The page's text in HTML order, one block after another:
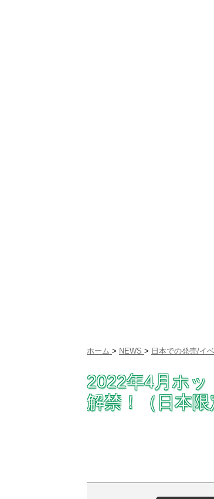
ホーム > NEWS > 日本での発売/イ
2022年4月ホ
解禁！（日本限